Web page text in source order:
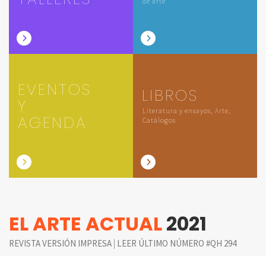
EVENTOS
Y
AGENDA
LIBROS
Literatura y ensayos, Arte,
Catálogos
EL ARTE ACTUAL2021
REVISTA VERSIÓN IMPRESA | LEER ÚLTIMO NÚMERO #QH 294